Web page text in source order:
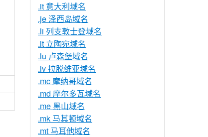
.it 意大利域名
.je 泽西岛域名
.li 列支敦士登域名
.lt 立陶宛域名
.lu 卢森堡域名
.lv 拉脱维亚域名
.mc 摩纳哥域名
.md 摩尔多瓦域名
.me 黑山域名
.mk 马其顿域名
.mt 马耳他域名